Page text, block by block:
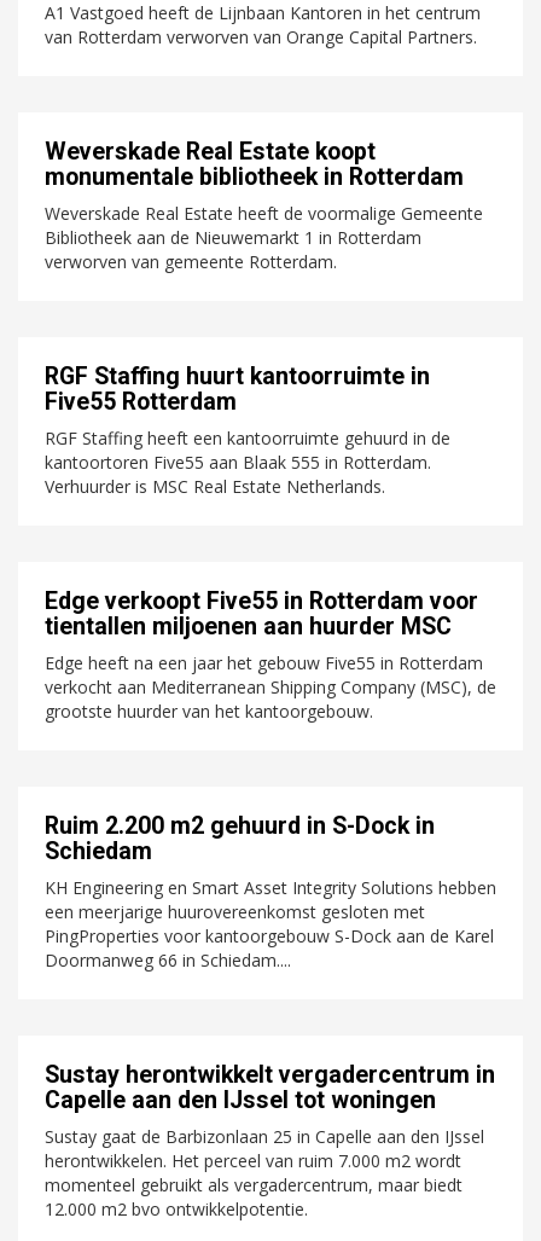
A1 Vastgoed heeft de Lijnbaan Kantoren in het centrum
van Rotterdam verworven van Orange Capital Partners.
Weverskade Real Estate koopt
monumentale bibliotheek in Rotterdam
Weverskade Real Estate heeft de voormalige Gemeente
Bibliotheek aan de Nieuwemarkt 1 in Rotterdam
verworven van gemeente Rotterdam.
RGF Staffing huurt kantoorruimte in
Five55 Rotterdam
RGF Staffing heeft een kantoorruimte gehuurd in de
kantoortoren Five55 aan Blaak 555 in Rotterdam.
Verhuurder is MSC Real Estate Netherlands.
Edge verkoopt Five55 in Rotterdam voor
tientallen miljoenen aan huurder MSC
Edge heeft na een jaar het gebouw Five55 in Rotterdam
verkocht aan Mediterranean Shipping Company (MSC), de
grootste huurder van het kantoorgebouw.
Ruim 2.200 m2 gehuurd in S-Dock in
Schiedam
KH Engineering en Smart Asset Integrity Solutions hebben
een meerjarige huurovereenkomst gesloten met
PingProperties voor kantoorgebouw S-Dock aan de Karel
Doormanweg 66 in Schiedam....
Sustay herontwikkelt vergadercentrum in
Capelle aan den IJssel tot woningen
Sustay gaat de Barbizonlaan 25 in Capelle aan den IJssel
herontwikkelen. Het perceel van ruim 7.000 m2 wordt
momenteel gebruikt als vergadercentrum, maar biedt
12.000 m2 bvo ontwikkelpotentie.